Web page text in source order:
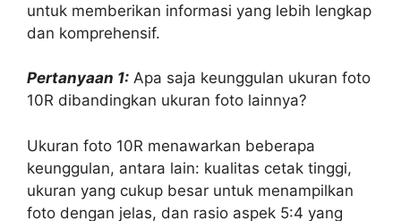
untuk memberikan informasi yang lebih lengkap
dan komprehensif.
Pertanyaan 1: Apa saja keunggulan ukuran foto
10R dibandingkan ukuran foto lainnya?
Ukuran foto 10R menawarkan beberapa
keunggulan, antara lain: kualitas cetak tinggi,
ukuran yang cukup besar untuk menampilkan
foto dengan jelas, dan rasio aspek 5:4 yang